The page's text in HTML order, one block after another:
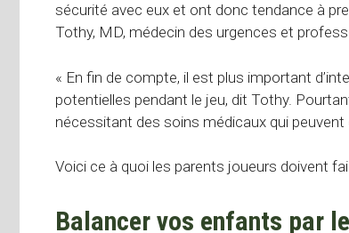
sécurité avec eux et ont donc tendance à
Tothy, MD, médecin des urgences et
« En fin de compte, il est plus important
potentielles pendant le jeu, dit Tothy.
nécessitant des soins médicaux qui
Voici ce à quoi les parents joueurs doivent
Balancer vos enfants par